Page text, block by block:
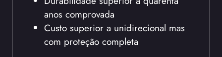
anos comprovada
Custo superior a unidirecional mas
com proteção completa